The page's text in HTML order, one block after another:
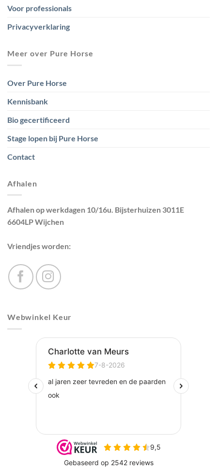
Voor professionals
Privacyverklaring
Meer over Pure Horse
Over Pure Horse
Kennisbank
Bio gecertificeerd
Stage lopen bij Pure Horse
Contact
Afhalen
Afhalen op werkdagen 10/16u. Bijsterhuizen 3011E
6604LP Wijchen
Vriendjes worden:
Webwinkel Keur